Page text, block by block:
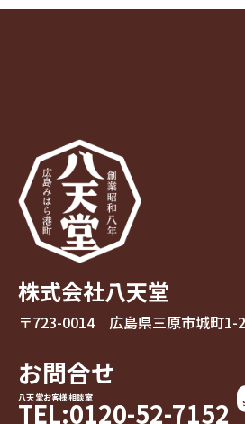
株式会社八天堂
〒723-0014 広島県三原市城町
お問合せ
八天堂お客様相談室
TEL:0120-52-7152